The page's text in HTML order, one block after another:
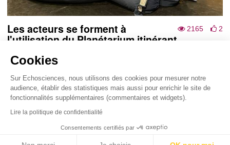
Cookies
Sur Echosciences, nous utilisons des cookies pour mesurer notre
audience, établir des statistiques mais aussi pour enrichir le site de
fonctionnalités supplémentaires (commentaires et widgets).
Lire la politique de confidentialité
Consentements certifiés par
2165 2
Les acteurs se forment à
l'utilisation du Planétarium itinérant
d’astu’sciences, 13 stagiaires ont pu se former à
Conditions Générales d'utilisation
Echosciences Auvergne
amateurs de sciences et de technologies du territoire.
Propulsé par
astu'sciences .